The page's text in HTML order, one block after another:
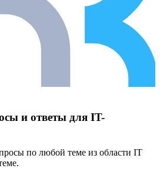
и ответы для IT-
по любой теме из области IT